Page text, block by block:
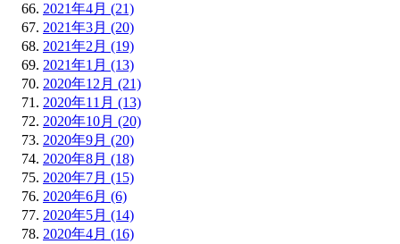
2021年4月 (21)
2021年3月 (20)
2021年2月 (19)
2021年1月 (13)
2020年12月 (21)
2020年11月 (13)
2020年10月 (20)
2020年9月 (20)
2020年8月 (18)
2020年7月 (15)
2020年6月 (6)
2020年5月 (14)
2020年4月 (16)